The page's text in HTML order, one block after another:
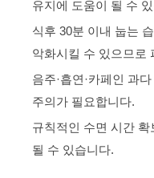
유지에 도움이 될 수
식후 30분 이내 눕는
악화시킬 수 있으므로
음주·흡연·카페인 과
주의가 필요합니다.
규칙적인 수면 시간
될 수 있습니다.